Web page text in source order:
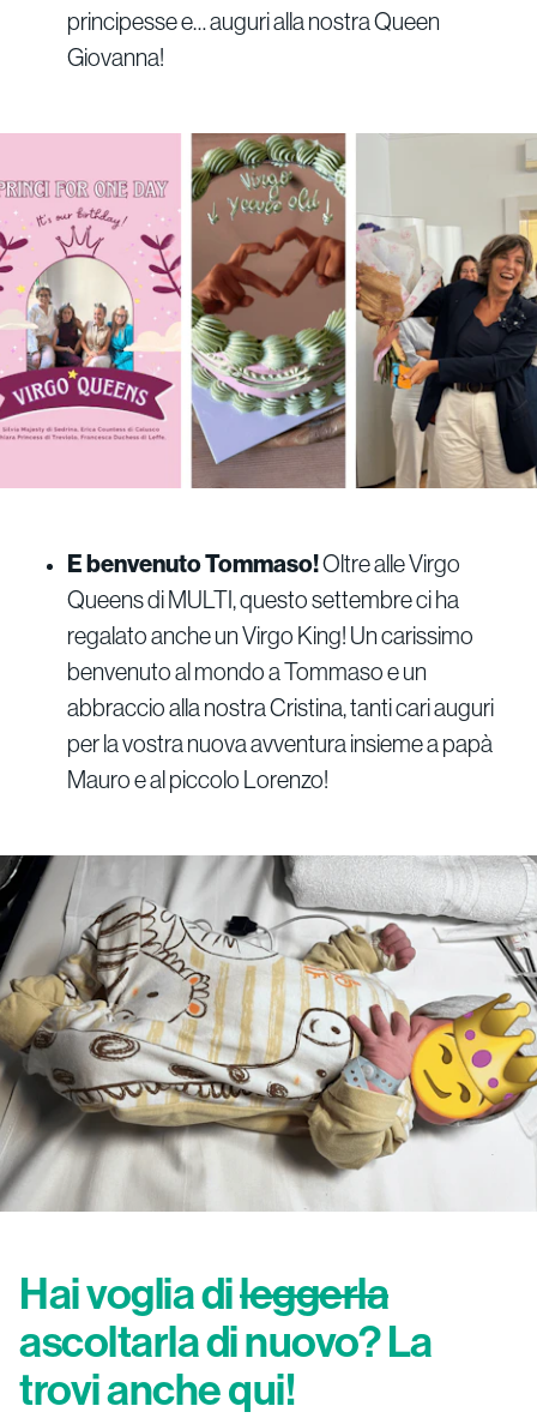
principesse e… auguri alla nostra Queen
Giovanna!
E benvenuto Tommaso!Oltre alle Virgo
Queens di MULTI, questo settembre ci ha
regalato anche un Virgo King! Un carissimo
benvenuto al mondo a Tommaso e un
abbraccio alla nostra Cristina, tanti cari auguri
per la vostra nuova avventura insieme a papà
Mauro e al piccolo Lorenzo!
Hai voglia dileggerla
ascoltarla di nuovo? La
trovi anche qui!